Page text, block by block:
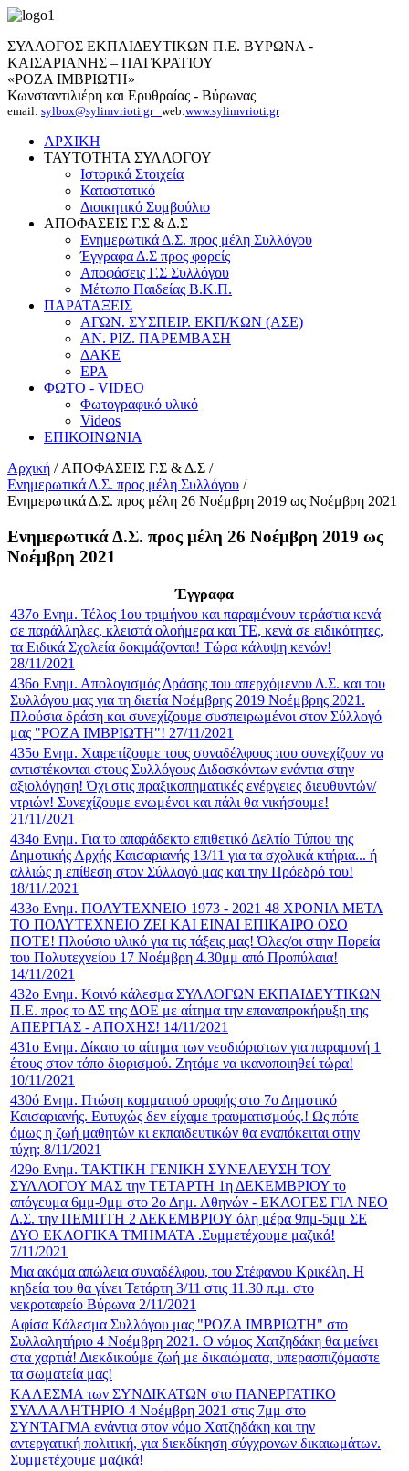
ΣΥΛΛΟΓΟΣ ΕΚΠΑΙΔΕΥΤΙΚΩΝ Π.Ε. ΒΥΡΩΝΑ -
ΚΑΙΣΑΡΙΑΝΗΣ – ΠΑΓΚΡΑΤΙΟΥ
«ΡΟΖΑ ΙΜΒΡΙΩΤΗ»
Κωνσταντιλιέρη και Ερυθραίας - Βύρωνας
email: sylbox@sylimvrioti.gr web:www.sylimvrioti.gr
ΑΡΧΙΚΗ
ΤΑΥΤΟΤΗΤΑ ΣΥΛΛΟΓΟΥ
Ιστορικά Στοιχεία
Καταστατικό
Διοικητικό Συμβούλιο
ΑΠΟΦΑΣΕΙΣ Γ.Σ & Δ.Σ
Ενημερωτικά Δ.Σ. προς μέλη Συλλόγου
Έγγραφα Δ.Σ προς φορείς
Αποφάσεις Γ.Σ Συλλόγου
Μέτωπο Παιδείας Β.Κ.Π.
ΠΑΡΑΤΑΞΕΙΣ
ΑΓΩΝ. ΣΥΣΠΕΙΡ. ΕΚΠ/ΚΩΝ (ΑΣΕ)
ΑΝ. ΡΙΖ. ΠΑΡΕΜΒΑΣΗ
ΔΑΚΕ
ΕΡΑ
ΦΩΤΟ - VIDEO
Φωτογραφικό υλικό
Videos
ΕΠΙΚΟΙΝΩΝΙΑ
Αρχική / ΑΠΟΦΑΣΕΙΣ Γ.Σ & Δ.Σ /
Ενημερωτικά Δ.Σ. προς μέλη Συλλόγου /
Ενημερωτικά Δ.Σ. προς μέλη 26 Νοέμβρη 2019 ως Νοέμβρη 2021
Ενημερωτικά Δ.Σ. προς μέλη 26 Νοέμβρη 2019 ως
Νοέμβρη 2021
Έγγραφα
437ο Ενημ. Τέλος 1ου τριμήνου και παραμένουν τεράστια κενά
σε παράλληλες, κλειστά ολοήμερα και ΤΕ, κενά σε ειδικότητες,
τα Ειδικά Σχολεία δοκιμάζονται! Τώρα κάλυψη κενών!
28/11/2021
436ο Ενημ. Απολογισμός Δράσης του απερχόμενου Δ.Σ. και του
Συλλόγου μας για τη διετία Νοέμβρης 2019 Νοέμβρης 2021.
Πλούσια δράση και συνεχίζουμε συσπειρωμένοι στον Σύλλογό
μας "ΡΟΖΑ ΙΜΒΡΙΩΤΗ"! 27/11/2021
435ο Ενημ. Χαιρετίζουμε τους συναδέλφους που συνεχίζουν να
αντιστέκονται στους Συλλόγους Διδασκόντων ενάντια στην
αξιολόγηση! Όχι στις πραξικοπηματικές ενέργειες διευθυντών/
ντριών! Συνεχίζουμε ενωμένοι και πάλι θα νικήσουμε!
21/11/2021
434o Ενημ. Για το απαράδεκτο επιθετικό Δελτίο Τύπου της
Δημοτικής Αρχής Καισαριανής 13/11 για τα σχολικά κτήρια... ή
αλλιώς η επίθεση στον Σύλλογό μας και την Πρόεδρό του!
18/11/.2021
433ο Ενημ. ΠΟΛΥΤΕΧΝΕΙΟ 1973 - 2021 48 ΧΡΟΝΙΑ ΜΕΤΑ
ΤΟ ΠΟΛΥΤΕΧΝΕΙΟ ΖΕΙ ΚΑΙ ΕΙΝΑΙ ΕΠΙΚΑΙΡΟ ΟΣΟ
ΠΟΤΕ! Πλούσιο υλικό για τις τάξεις μας! Όλες/οι στην Πορεία
του Πολυτεχνείου 17 Νοέμβρη 4.30μμ από Προπύλαια!
14/11/2021
432ο Ενημ. Κοινό κάλεσμα ΣΥΛΛΟΓΩΝ ΕΚΠΑΙΔΕΥΤΙΚΩΝ
Π.Ε. προς το ΔΣ της ΔΟΕ με αίτημα την επαναπροκήρυξη της
ΑΠΕΡΓΙΑΣ - ΑΠΟΧΗΣ! 14/11/2021
431ο Ενημ. Δίκαιο το αίτημα των νεοδιόριστων για παραμονή 1
έτους στον τόπο διορισμού. Ζητάμε να ικανοποιηθεί τώρα!
10/11/2021
430ό Ενημ. Πτώση κομματιού οροφής στο 7ο Δημοτικό
Καισαριανής. Ευτυχώς δεν είχαμε τραυματισμούς.! Ως πότε
όμως η ζωή μαθητών κι εκπαιδευτικών θα εναπόκειται στην
τύχη; 8/11/2021
429ο Ενημ. ΤΑΚΤΙΚΗ ΓΕΝΙΚΗ ΣΥΝΕΛΕΥΣΗ ΤΟΥ
ΣΥΛΛΟΓΟΥ ΜΑΣ την ΤΕΤΑΡΤΗ 1η ΔΕΚΕΜΒΡΙΟΥ το
απόγευμα 6μμ-9μμ στο 2ο Δημ. Αθηνών - ΕΚΛΟΓΕΣ ΓΙΑ ΝΕΟ
Δ.Σ. την ΠΕΜΠΤΗ 2 ΔΕΚΕΜΒΡΙΟΥ όλη μέρα 9πμ-5μμ ΣΕ
ΔΥΟ ΕΚΛΟΓΙΚΑ ΤΜΗΜΑΤΑ .Συμμετέχουμε μαζικά!
7/11/2021
Μια ακόμα απώλεια συναδέλφου, του Στέφανου Κρικέλη. Η
κηδεία του θα γίνει Τετάρτη 3/11 στις 11.30 π.μ. στο
νεκροταφείο Βύρωνα 2/11/2021
Αφίσα Κάλεσμα Συλλόγου μας "ΡΟΖΑ ΙΜΒΡΙΩΤΗ" στο
Συλλαλητήριο 4 Νοέμβρη 2021. Ο νόμος Χατζηδάκη θα μείνει
στα χαρτιά! Διεκδικούμε ζωή με δικαιώματα, υπερασπιζόμαστε
τα σωματεία μας!
ΚΑΛΕΣΜΑ των ΣΥΝΔΙΚΑΤΩΝ στο ΠΑΝΕΡΓΑΤΙΚΟ
ΣΥΛΛΑΛΗΤΗΡΙΟ 4 Νοέμβρη 2021 στις 7μμ στο
ΣΥΝΤΑΓΜΑ ενάντια στον νόμο Χατζηδάκη και την
αντεργατική πολιτική, για διεκδίκηση σύγχρονων δικαιωμάτων.
Συμμετέχουμε μαζικά!